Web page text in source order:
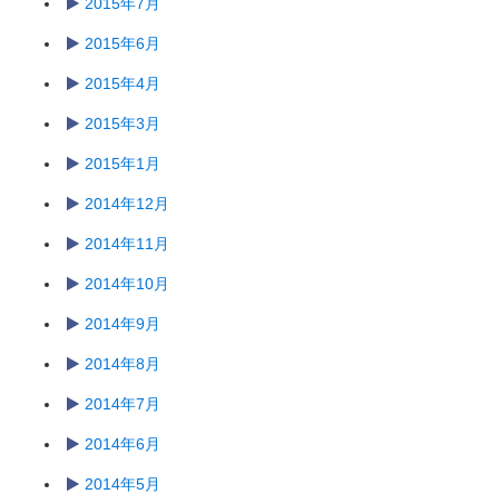
2015年6月
2015年4月
2015年3月
2015年1月
2014年12月
2014年11月
2014年10月
2014年9月
2014年8月
2014年7月
2014年6月
2014年5月